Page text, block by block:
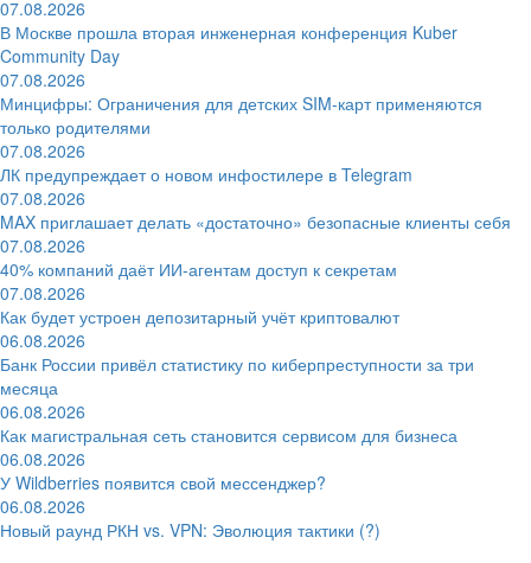
07.08.2026
В Москве прошла вторая инженерная конференция Kuber
Community Day
07.08.2026
Минцифры: Ограничения для детских SIM-карт применяются
только родителями
07.08.2026
ЛК предупреждает о новом инфостилере в Telegram
07.08.2026
MAX приглашает делать «достаточно» безопасные клиенты себя
07.08.2026
40% компаний даёт ИИ‑агентам доступ к секретам
07.08.2026
Как будет устроен депозитарный учёт криптовалют
06.08.2026
Банк России привёл статистику по киберпреступности за три
месяца
06.08.2026
Как магистральная сеть становится сервисом для бизнеса
06.08.2026
У Wildberries появится свой мессенджер?
06.08.2026
Новый раунд РКН vs. VPN: Эволюция тактики (?)